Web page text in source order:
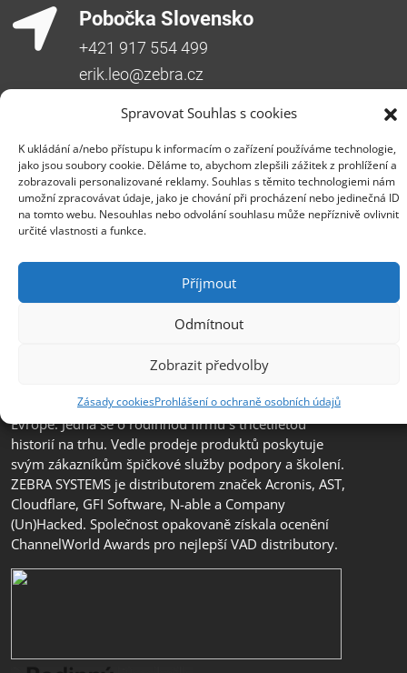
Spravovat Souhlas s cookies
K ukládání a/nebo přístupu k informacím o zařízení používáme technologie,
jako jsou soubory cookie. Děláme to, abychom zlepšili zážitek z prohlížení a
zobrazovali personalizované reklamy. Souhlas s těmito technologiemi nám
umožní zpracovávat údaje, jako je chování při procházení nebo jedinečná ID
na tomto webu. Nesouhlas nebo odvolání souhlasu může nepříznivě ovlivnit
určité vlastnosti a funkce.
Příjmout
Odmítnout
Zobrazit předvolby
Zásady cookiesProhlášení o ochraně osobních údajů
Pobočka Slovensko
+421 917 554 499
erik.leo@zebra.cz
Pobočka Adriatic
(SRB)
nebojsa.stankic@zebra.cz
distributorem s přidanou hodnotou (VAD) v segmentu
České republice, na Slovensku a v jihovýchodní
Evropě. Jedná se o rodinnou firmu s třicetiletou
historií na trhu. Vedle prodeje produktů poskytuje
svým zákazníkům špičkové služby podpory a školení.
ZEBRA SYSTEMS je distributorem značek Acronis, AST,
Cloudflare, GFI Software, N-able a Company
(Un)Hacked. Společnost opakovaně získala ocenění
ChannelWorld Awards pro nejlepší VAD distributory.